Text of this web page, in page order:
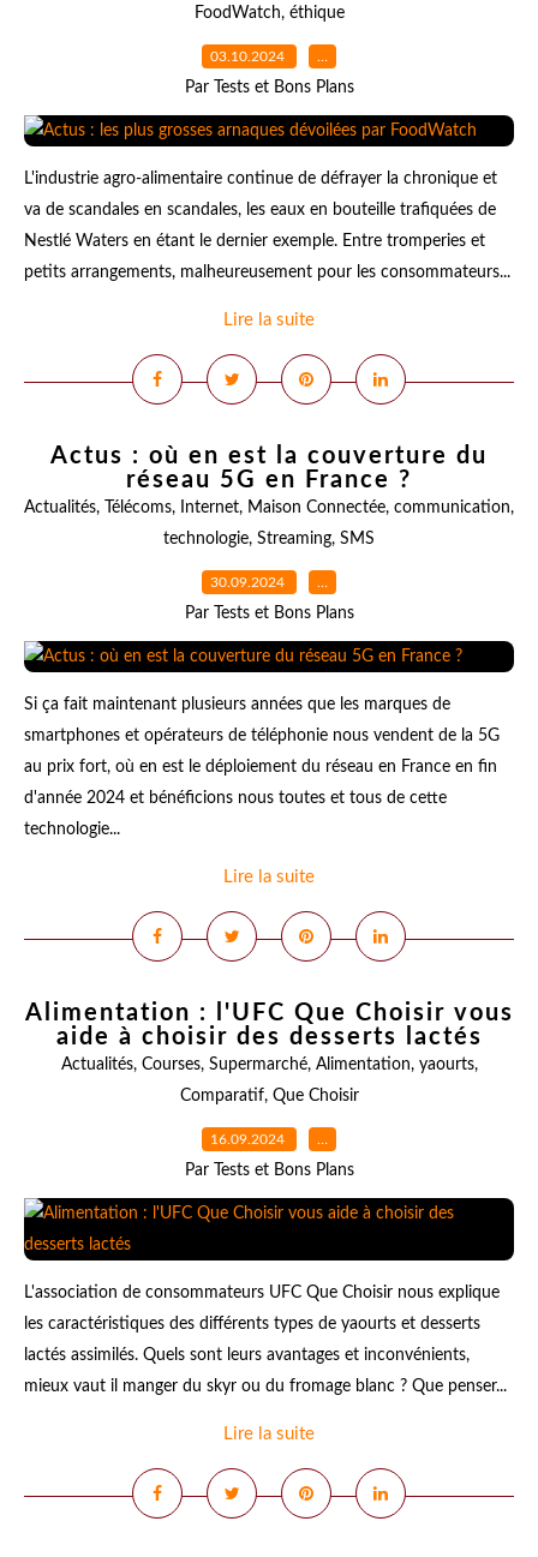
FoodWatch, éthique
03.10.2024 …
Par Tests et Bons Plans
L'industrie agro-alimentaire continue de défrayer la chronique et
va de scandales en scandales, les eaux en bouteille trafiquées de
Nestlé Waters en étant le dernier exemple. Entre tromperies et
petits arrangements, malheureusement pour les consommateurs...
Lire la suite
Actus : où en est la couverture du
réseau 5G en France ?
Actualités, Télécoms, Internet, Maison Connectée, communication,
technologie, Streaming, SMS
30.09.2024 …
Par Tests et Bons Plans
Si ça fait maintenant plusieurs années que les marques de
smartphones et opérateurs de téléphonie nous vendent de la 5G
au prix fort, où en est le déploiement du réseau en France en fin
d'année 2024 et bénéficions nous toutes et tous de cette
technologie...
Lire la suite
Alimentation : l'UFC Que Choisir vous
aide à choisir des desserts lactés
Actualités, Courses, Supermarché, Alimentation, yaourts,
Comparatif, Que Choisir
16.09.2024 …
Par Tests et Bons Plans
L'association de consommateurs UFC Que Choisir nous explique
les caractéristiques des différents types de yaourts et desserts
lactés assimilés. Quels sont leurs avantages et inconvénients,
mieux vaut il manger du skyr ou du fromage blanc ? Que penser...
Lire la suite